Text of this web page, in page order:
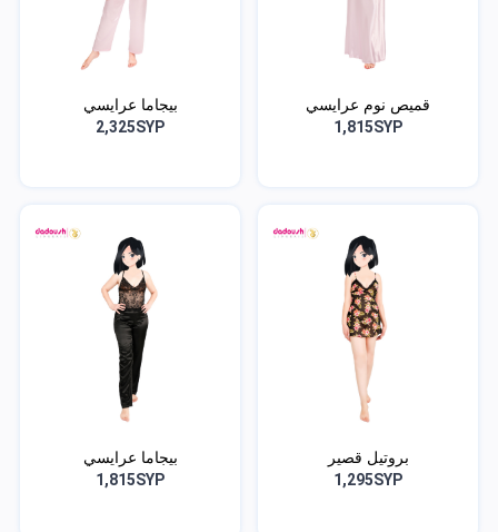
قميص نوم عرايسي
1,815SYP
بيجاما عرايسي
2,325SYP
بروتيل قصير
1,295SYP
بيجاما عرايسي
1,815SYP